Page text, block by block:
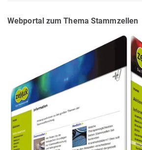
Webportal zum Thema Stammzellen